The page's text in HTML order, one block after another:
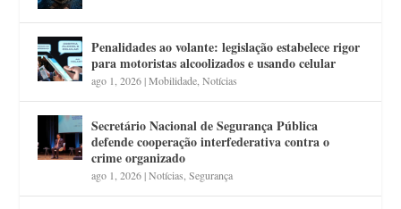
Penalidades ao volante: legislação estabelece rigor
para motoristas alcoolizados e usando celular
ago 1, 2026|Mobilidade ,Notícias
Secretário Nacional de Segurança Pública
defende cooperação interfederativa contra o
crime organizado
ago 1, 2026|Notícias ,Segurança